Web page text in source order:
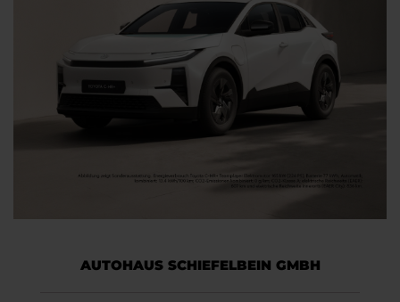
AUTOHAUS SCHIEFELBEIN GMBH